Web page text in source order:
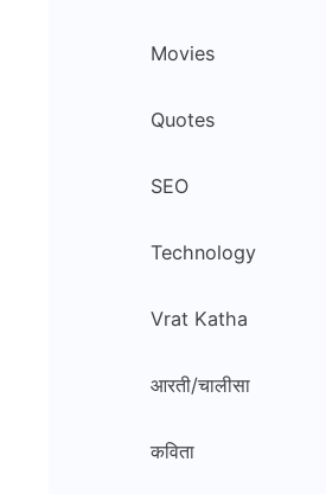
Movies
Quotes
SEO
Technology
Vrat Katha
आरती/चालीसा
कविता